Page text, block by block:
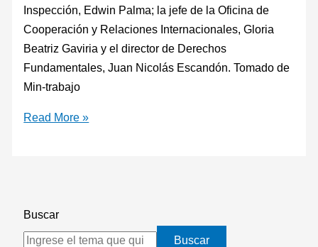
Inspección, Edwin Palma; la jefe de la Oficina de
Cooperación y Relaciones Internacionales, Gloria
Beatriz Gaviria y el director de Derechos
Fundamentales, Juan Nicolás Escandón. Tomado de
Min-trabajo
Read More »
Buscar
Buscar